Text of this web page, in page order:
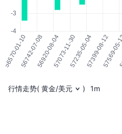
行情走势( 黄金/美元 ) 1m